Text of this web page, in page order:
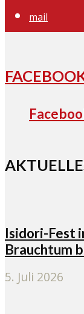
mail
Isidori-Fest
Brauchtum
5. Juli 2026